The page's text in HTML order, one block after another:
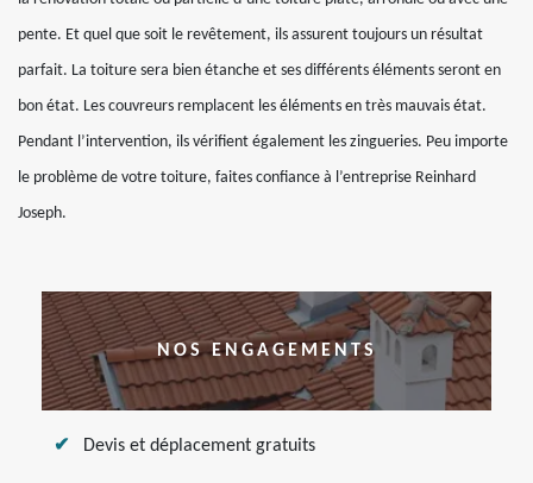
pente. Et quel que soit le revêtement, ils assurent toujours un résultat
parfait. La toiture sera bien étanche et ses différents éléments seront en
bon état. Les couvreurs remplacent les éléments en très mauvais état.
Pendant l’intervention, ils vérifient également les zingueries. Peu importe
le problème de votre toiture, faites confiance à l’entreprise Reinhard
Joseph.
NOS ENGAGEMENTS
Devis et déplacement gratuits